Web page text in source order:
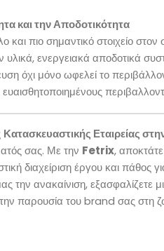
και την Αποδοτικότητα
και πιο σημαντικό στοιχείο
υλικά, ενεργειακά αποδοτικά
όχι μόνο ωφελεί το
Κατασκευαστικής Εταιρείας
σας. Με την Fetrix,
διαχείριση έργου και
την ανακαίνιση, εξασφαλίζετε
παρουσία του brand σας στη